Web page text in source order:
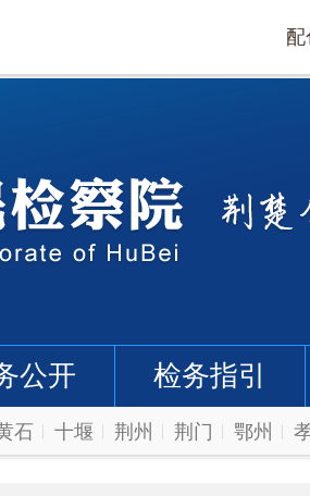
配
公开 检务指引
石 十堰 荆州 荆门 鄂州